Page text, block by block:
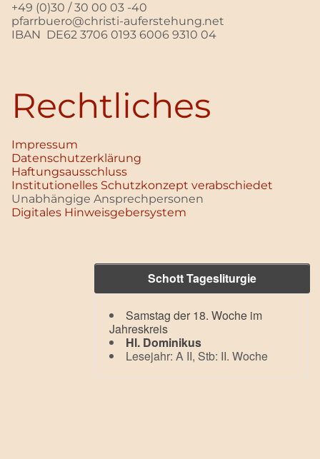
+49 (0)30 / 30 00 03 -40
pfarrbuero@christi-auferstehung.net
IBAN DE62 3706 0193 6006 9310 04
Rechtliches
Impressum
Datenschutz­erklärung
Haftungsausschluss
Institutionelles Schutzkonzept verabschiedet
Unabhängige Ansprechpersonen
Digitales Hinweisgebersystem
Schott Tagesliturgie
Samstag der 18. Woche im
Jahreskreis
Hl. Dominikus
Lesejahr: A II, Stb: II. Woche